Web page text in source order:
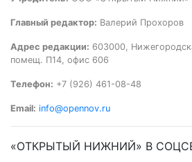
Главный редактор: Валерий Прохоров
Адрес редакции: 603000,
помещ. П14, офис 606
Телефон: +7 (926) 461-08-48
Email: info@opennov.ru
«ОТКРЫТЫЙ НИЖНИЙ» В